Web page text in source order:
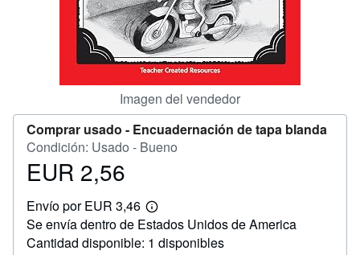
Imagen del vendedor
Comprar usado - Encuadernación de tapa blanda
Condición: Usado - Bueno
Precio
2,56
EUR 2,56
Envío por EUR 3,46
Más
información
sobre
las
Se envía dentro de Estados Unidos de America
Cantidad disponible: 1 disponibles